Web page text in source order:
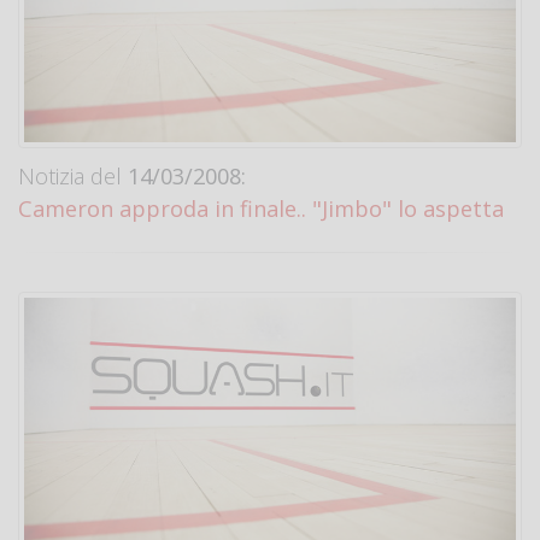
Notizia del 14/03/2008:
Cameron approda in finale.. "Jimbo" lo aspetta